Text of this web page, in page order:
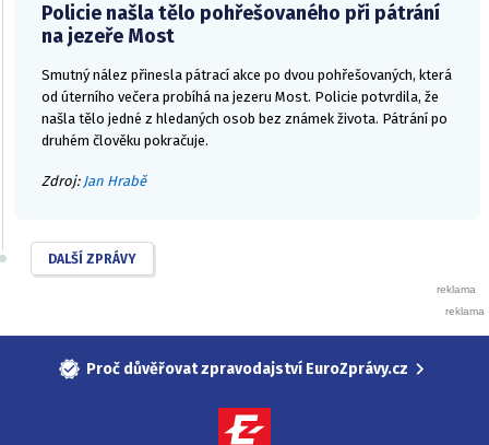
Policie našla tělo pohřešovaného při pátrání
na jezeře Most
Smutný nález přinesla pátrací akce po dvou pohřešovaných, která
od úterního večera probíhá na jezeru Most. Policie potvrdila, že
našla tělo jedné z hledaných osob bez známek života. Pátrání po
druhém člověku pokračuje.
Zdroj: Jan Hrabě
DALŠÍ ZPRÁVY
Proč důvěřovat zpravodajství EuroZprávy.cz